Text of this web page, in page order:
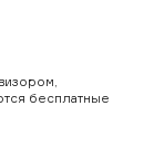
бесплатные